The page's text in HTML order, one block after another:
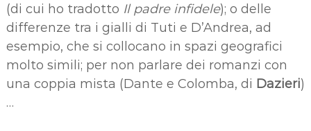
(di cui ho tradotto Il padre infidele); o delle
differenze tra i gialli di Tuti e D’Andrea, ad
esempio, che si collocano in spazi geografici
molto simili; per non parlare dei romanzi con
una coppia mista (Dante e Colomba, di Dazieri)
…